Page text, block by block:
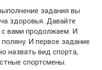
задания вы
здоровья. Давайте
вами продолжаем. И
И первое задание
назвать вид спорта,
спортсмены.